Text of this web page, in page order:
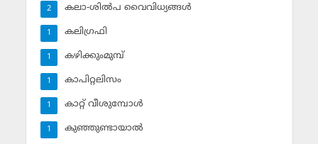
കലാ-ശില്‍പ വൈവിധ്യങ്ങള്‍
2
കലിഗ്രഫി
1
കഴിക്കുംമുമ്പ്
1
കാപിറ്റലിസം
1
കാറ്റ് വീശുമ്പോള്‍
1
കുഞ്ഞുണ്ടായാല്‍
1